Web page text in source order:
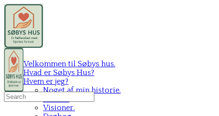
Velkommen til Søbys hus.
Hvad er Søbys Hus?
Hvem er jeg?
Noget af min historie.
Visioner.
Search
for: